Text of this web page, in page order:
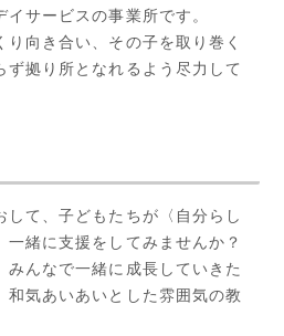
サービスの事業所です。
向き合い、その子を取り巻く
拠り所となれるよう尽力して
て、子どもたちが〈自分らし
一緒に支援をしてみませんか？
みんなで一緒に成長していきた
和気あいあいとした雰囲気の教